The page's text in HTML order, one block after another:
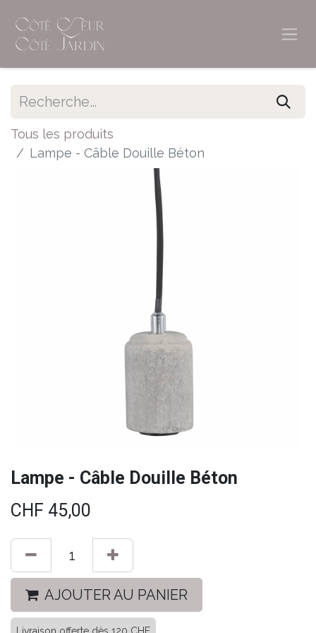
Tous les produits
Lampe - Câble Douille Béton
Lampe - Câble Douille Béton
CHF 45,00
AJOUTER AU PANIER